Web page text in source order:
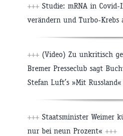
+++ Studie: mRNA in
verändern und Turbo-Krebs
+++ (Video) Zu unkritisch
Bremer Presseclub sagt
Stefan Luft’s »Mit
+++ Staatsminister Weimer
nur bei neun Prozent« +++